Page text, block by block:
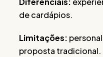
de cardápios.
Limitações:
proposta tradicional.